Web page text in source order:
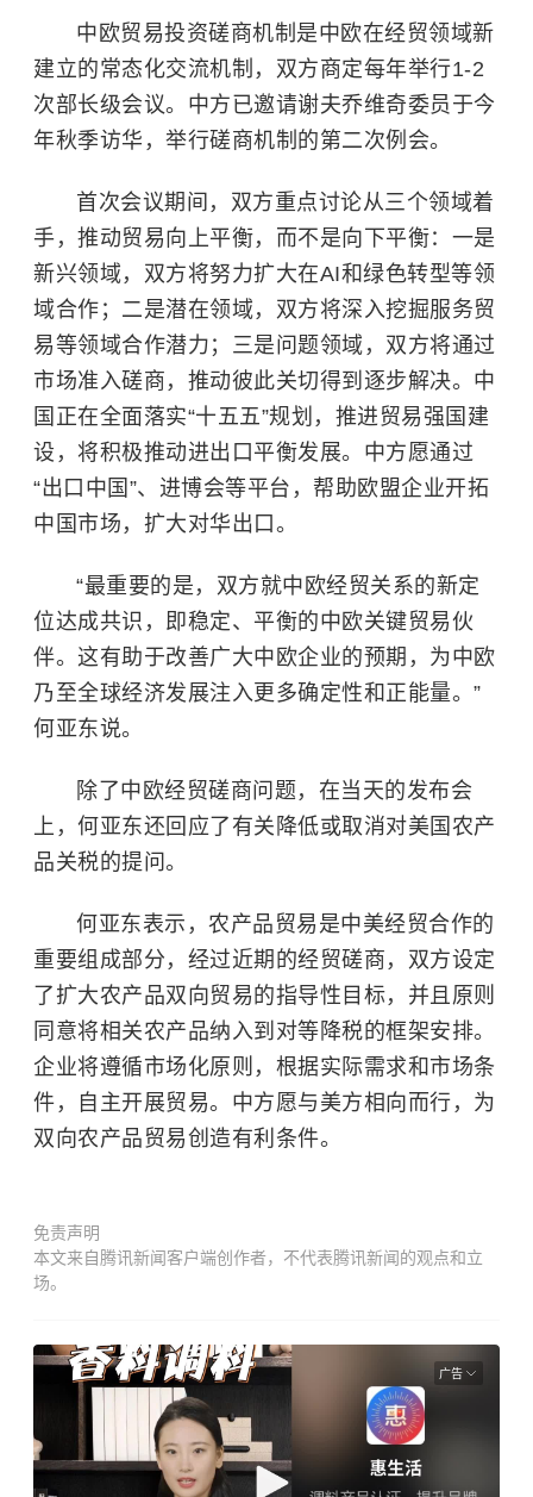
中欧贸易投资磋商机制是中欧在经贸领域新
建立的常态化交流机制，双方商定每年举行1-2
次部长级会议。中方已邀请谢夫乔维奇委员于今
年秋季访华，举行磋商机制的第二次例会。
首次会议期间，双方重点讨论从三个领域着
手，推动贸易向上平衡，而不是向下平衡：一是
新兴领域，双方将努力扩大在AI和绿色转型等领
域合作；二是潜在领域，双方将深入挖掘服务贸
易等领域合作潜力；三是问题领域，双方将通过
市场准入磋商，推动彼此关切得到逐步解决。中
国正在全面落实“十五五”规划，推进贸易强国建
设，将积极推动进出口平衡发展。中方愿通过
“出口中国”、进博会等平台，帮助欧盟企业开拓
中国市场，扩大对华出口。
“最重要的是，双方就中欧经贸关系的新定
位达成共识，即稳定、平衡的中欧关键贸易伙
伴。这有助于改善广大中欧企业的预期，为中欧
乃至全球经济发展注入更多确定性和正能量。”
何亚东说。
除了中欧经贸磋商问题，在当天的发布会
上，何亚东还回应了有关降低或取消对美国农产
品关税的提问。
何亚东表示，农产品贸易是中美经贸合作的
重要组成部分，经过近期的经贸磋商，双方设定
了扩大农产品双向贸易的指导性目标，并且原则
同意将相关农产品纳入到对等降税的框架安排。
企业将遵循市场化原则，根据实际需求和市场条
件，自主开展贸易。中方愿与美方相向而行，为
双向农产品贸易创造有利条件。
免责声明
本文来自腾讯新闻客户端创作者，不代表腾讯新闻的观点和立
场。
广告